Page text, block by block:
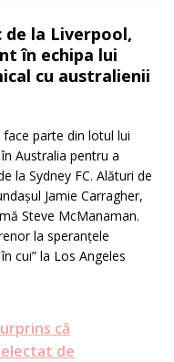
la Liverpool,
în echipa lui
cu australienii
parte din lotul lui
Australia pentru a
la Sydney FC. Alături de
Jamie Carragher,
Steve McManaman.
la speranțele
cui” la Los Angeles
că
de